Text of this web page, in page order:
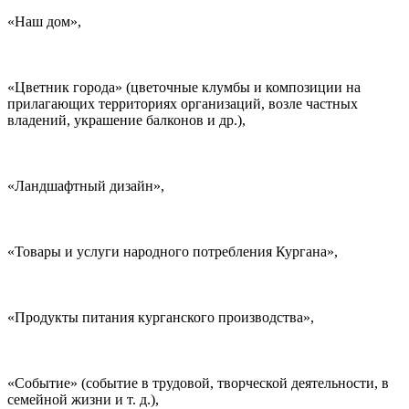
«Наш дом»,
«Цветник города» (цветочные клумбы и композиции на
прилагающих территориях организаций, возле частных
владений, украшение балконов и др.),
«Ландшафтный дизайн»,
«Товары и услуги народного потребления Кургана»,
«Продукты питания курганского производства»,
«Событие» (событие в трудовой, творческой деятельности, в
семейной жизни и т. д.),